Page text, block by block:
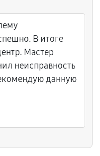
В итоге
Мастер
неисправность
данную